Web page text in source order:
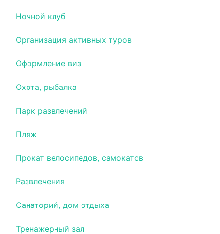
Ночной клуб
Организация активных туров
Оформление виз
Охота, рыбалка
Парк развлечений
Пляж
Прокат велосипедов, самокатов
Развлечения
Санаторий, дом отдыха
Тренажерный зал